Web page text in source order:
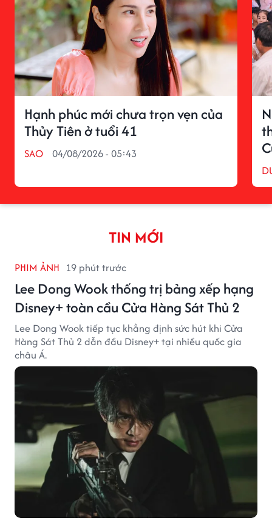
Hạnh phúc mới chưa trọn vẹn của
Thủy Tiên ở tuổi 41
SAO 04/08/2026 - 05:43
TIN MỚI
PHIM ẢNH 19 phút trước
Lee Dong Wook thống trị bảng xếp hạng
Disney+ toàn cầu Cửa Hàng Sát Thủ 2
Lee Dong Wook tiếp tục khẳng định sức hút khi Cửa
Hàng Sát Thủ 2 dẫn đầu Disney+ tại nhiều quốc gia
châu Á.